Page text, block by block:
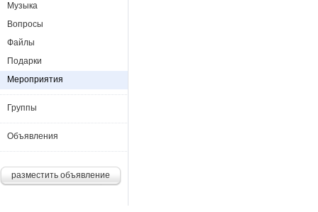
Музыка
Вопросы
Файлы
Подарки
Мероприятия
Группы
Объявления
разместить объявление